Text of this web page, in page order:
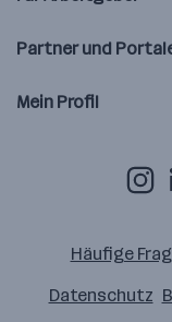
Partner und
Mein Profil
Häufige
Datenschutz